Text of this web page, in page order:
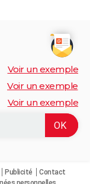
Voir un exemple
Voir un exemple
Voir un exemple
Publicité
Contact